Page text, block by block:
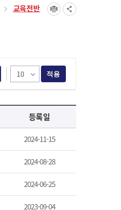
교육전반
적용
등록일
2024-11-15
2024-08-28
2024-06-25
2023-09-04